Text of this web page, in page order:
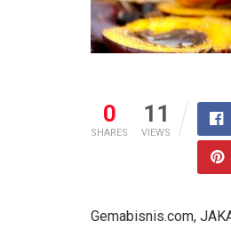
0
SHARES
11
VIEWS
Gemabisnis.com,